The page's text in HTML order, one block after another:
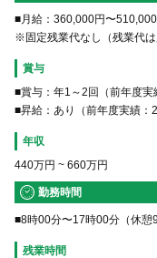
■月給：360,000円〜510,000
※固定残業代なし（残業代は
賞与
■賞与：年1～2回（前年度実
■昇給：あり（前年度実績：
年収
440万円 ~ 660万円
勤務時間
■8時00分〜17時00分（休憩
残業時間